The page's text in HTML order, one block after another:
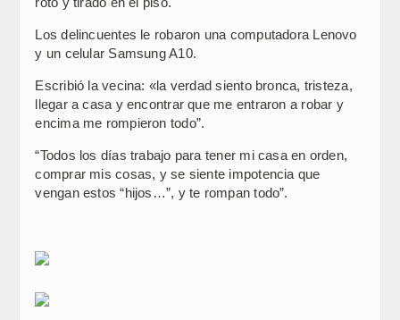
Los delincuentes le robaron una computadora Lenovo
y un celular Samsung A10.
Escribió la vecina: «la verdad siento bronca, tristeza,
llegar a casa y encontrar que me entraron a robar y
encima me rompieron todo”.
“Todos los días trabajo para tener mi casa en orden,
comprar mis cosas, y se siente impotencia que
vengan estos “hijos…”, y te rompan todo”.